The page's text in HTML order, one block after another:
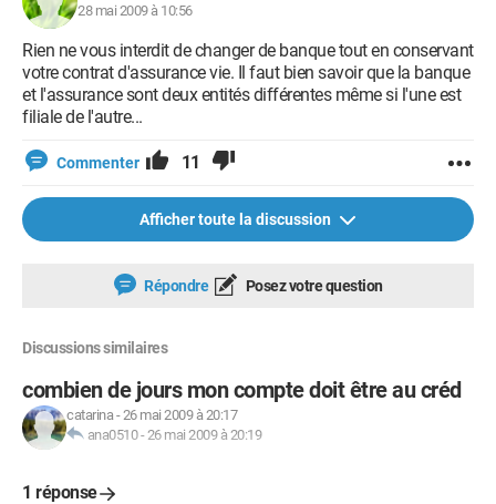
28 mai 2009 à 10:56
Rien ne vous interdit de changer de banque tout en conservant
votre contrat d'assurance vie. Il faut bien savoir que la banque
et l'assurance sont deux entités différentes même si l'une est
filiale de l'autre...
Commenter 11
Afficher toute la discussion
Répondre Posez votre question
Discussions similaires
combien de jours mon compte doit être au créd
catarina-26 mai 2009 à 20:17
ana0510-26 mai 2009 à 20:19
1 réponse